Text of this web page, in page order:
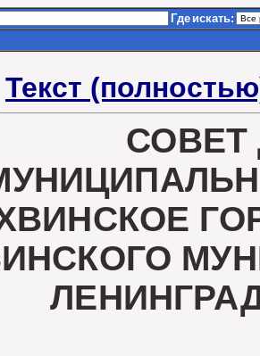
Где искать:
Текст
СОВЕТ